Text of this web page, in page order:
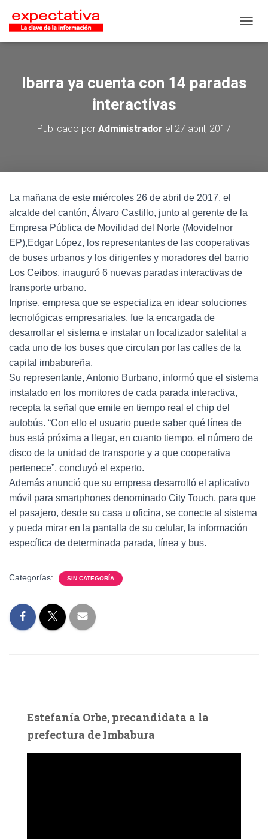
Ibarra ya cuenta con 14 paradas
interactivas
Publicado por Administrador el 27 abril, 2017
La mañana de este miércoles 26 de abril de 2017, el
alcalde del cantón, Álvaro Castillo, junto al gerente de la
Empresa Pública de Movilidad del Norte (Movidelnor
EP),Edgar López, los representantes de las cooperativas
de buses urbanos y los dirigentes y moradores del barrio
Los Ceibos, inauguró 6 nuevas paradas interactivas de
transporte urbano.
Inprise, empresa que se especializa en idear soluciones
tecnológicas empresariales, fue la encargada de
desarrollar el sistema e instalar un localizador satelital a
cada uno de los buses que circulan por las calles de la
capital imbabureña.
Su representante, Antonio Burbano, informó que el sistema
instalado en los monitores de cada parada interactiva,
recepta la señal que emite en tiempo real el chip del
autobús. “Con ello el usuario puede saber qué línea de
bus está próxima a llegar, en cuanto tiempo, el número de
disco de la unidad de transporte y a que cooperativa
pertenece”, concluyó el experto.
Además anunció que su empresa desarrolló el aplicativo
móvil para smartphones denominado City Touch, para que
el pasajero, desde su casa u oficina, se conecte al sistema
y pueda mirar en la pantalla de su celular, la información
específica de determinada parada, línea y bus.
Categorías: SIN CATEGORÍA
Estefanía Orbe, precandidata a la
prefectura de Imbabura